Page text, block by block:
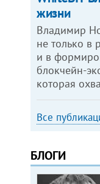
жизни
Владимир
не только в
и в
блокчейн-
которая
Все
БЛОГИ